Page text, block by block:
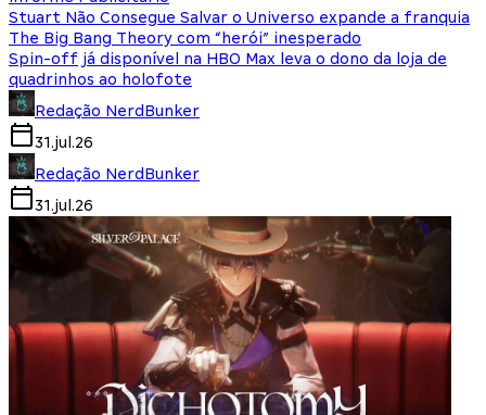
Stuart Não Consegue Salvar o Universo expande a franquia
The Big Bang Theory com “herói” inesperado
Spin-off já disponível na HBO Max leva o dono da loja de
quadrinhos ao holofote
Redação NerdBunker
31.jul.26
Redação NerdBunker
31.jul.26